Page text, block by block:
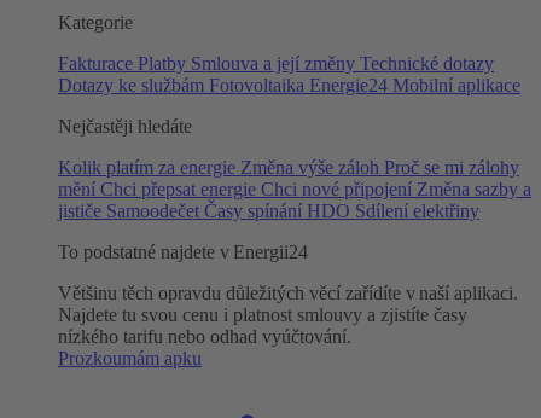
Kategorie
Fakturace Platby Smlouva a její změny Technické dotazy
Dotazy ke službám Fotovoltaika Energie24 Mobilní aplikace
Nejčastěji hledáte
Kolik platím za energie Změna výše záloh Proč se mi zálohy
mění Chci přepsat energie Chci nové připojení Změna sazby a
jističe Samoodečet Časy spínání HDO Sdílení elektřiny
To podstatné najdete v Energii24
Většinu těch opravdu důležitých věcí zařídíte v naší aplikaci.
Najdete tu svou cenu i platnost smlouvy a zjistíte časy
nízkého tarifu nebo odhad vyúčtování.
Prozkoumám apku